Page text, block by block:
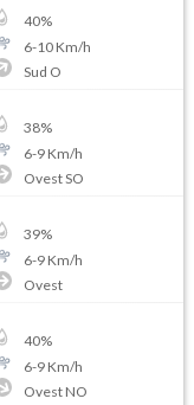
40%
6-10Km/h
Sud O
38%
6-9Km/h
Ovest SO
39%
6-9Km/h
Ovest
40%
6-9Km/h
Ovest NO